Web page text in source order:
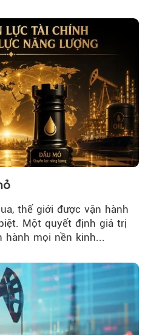
thế giới được vận hành
Một quyết định giá trị
hành mọi nền kinh...